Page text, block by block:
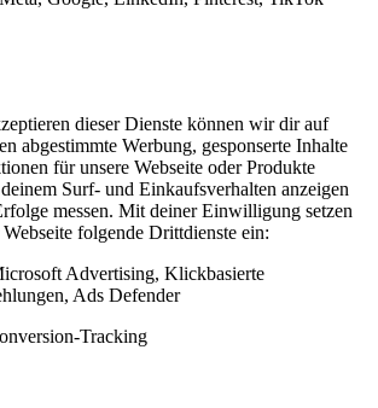
dieser Dienste können wir dir auf
abgestimmte Werbung, gesponserte Inhalte
für unsere Webseite oder Produkte
Surf- und Einkaufsverhalten anzeigen
messen. Mit deiner Einwilligung setzen
folgende Drittdienste ein:
Advertising, Klickbasierte
Ads Defender
Tracking